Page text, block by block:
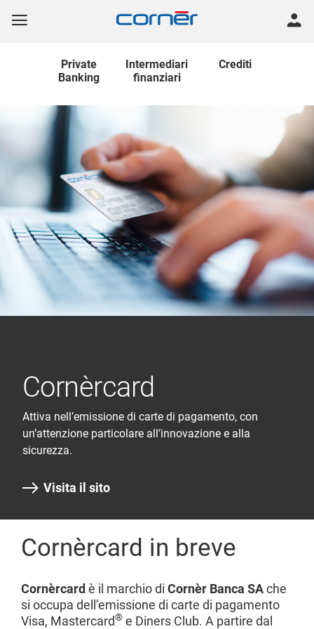
Private
Banking
Intermediari
finanziari
Crediti
Cornèrcard
Attiva nell’emissione di carte di pagamento, con
un’attenzione particolare all’innovazione e alla
sicurezza.
Visita il sito
Cornèrcard in breve
Cornèrcard è il marchio di Cornèr Banca SAche
si occupa dell’emissione di carte di pagamento
Visa, Mastercard® e Diners Club. A partire dal